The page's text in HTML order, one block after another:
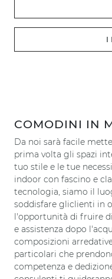
I
COMODINI IN
Da noi sarà facile
prima volta gli spazi
tuo stile e le tue
indoor con fascino e
tecnologia, siamo il
soddisfare gliclienti in
l'opportunità di fruire
e assistenza dopo
composizioni
particolari che
competenza e